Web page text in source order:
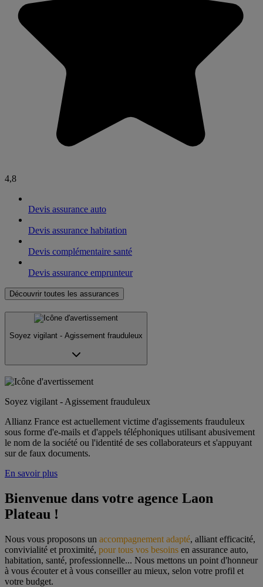
4,8
Devis assurance auto
Devis assurance habitation
Devis complémentaire santé
Devis assurance emprunteur
Découvrir toutes les assurances
Soyez vigilant - Agissement frauduleux
Soyez vigilant - Agissement frauduleux
Allianz France est actuellement victime d'agissements frauduleux
sous forme d'e-mails et d'appels téléphoniques utilisant abusivement
le nom de la société ou l'identité de ses collaborateurs et s'appuyant
sur de faux documents.
En savoir plus
Bienvenue dans votre agence Laon
Plateau !
Nous vous proposons un accompagnement adapté, alliant efficacité,
convivialité et proximité, pour tous vos besoins en assurance auto,
habitation, santé, professionnelle... Nous mettons un point d'honneur
à vous écouter et à vous conseiller au mieux, selon votre profil et
votre budget.